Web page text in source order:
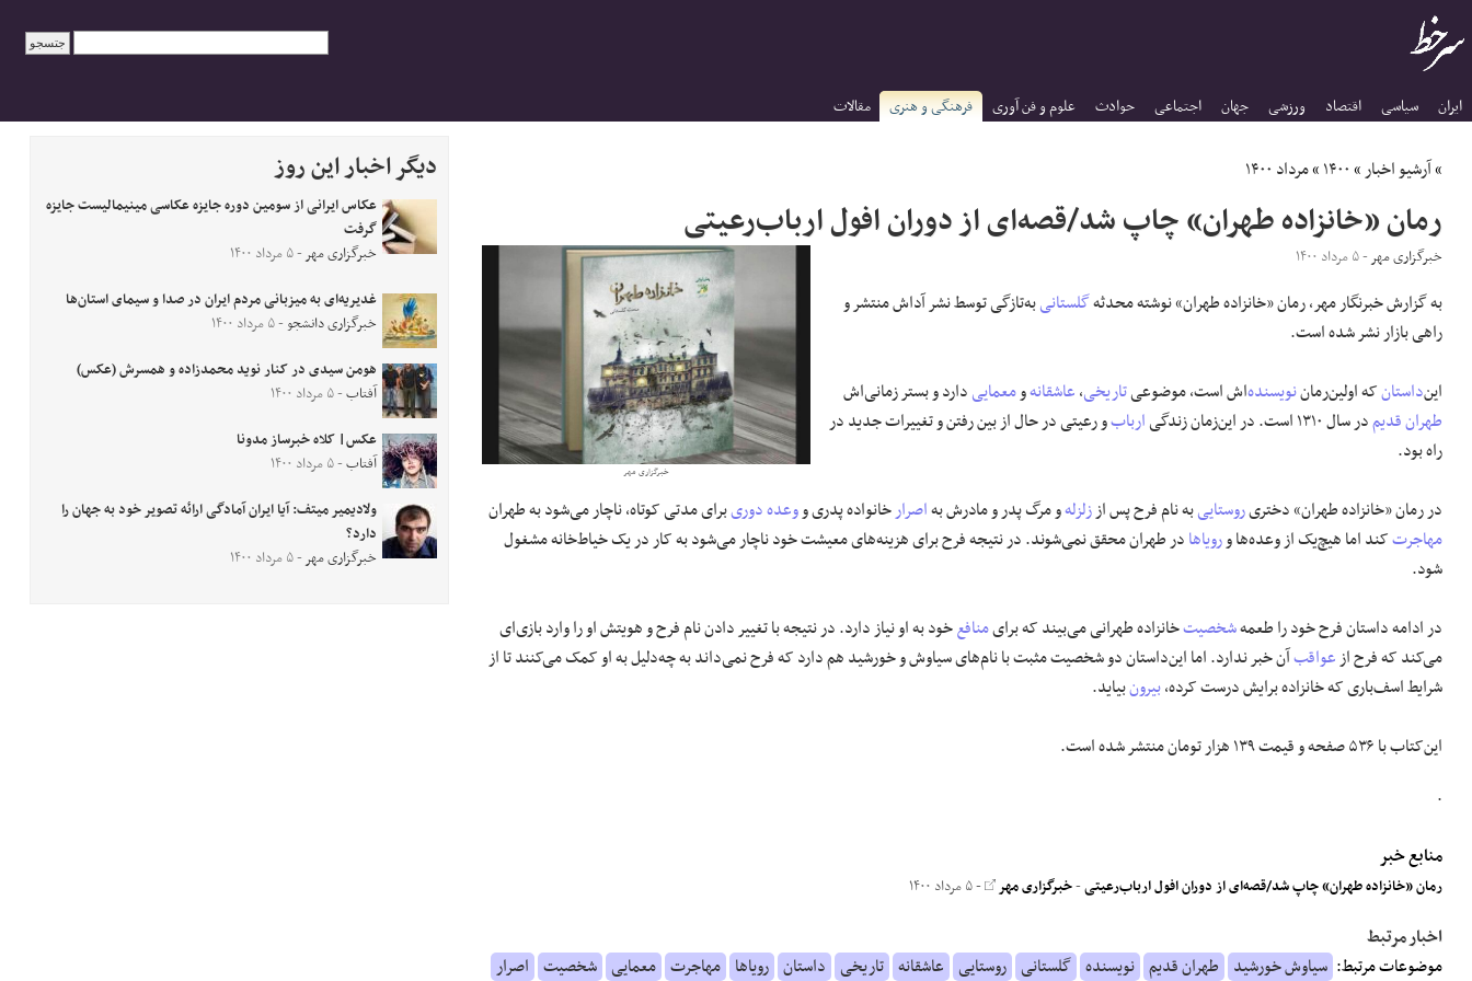
ایران سیاسی اقتصاد ورزشی جهان اجتماعی حوادث علوم و فن آوری فرهنگی و هنری مقالات
»آرشیو اخبار»۱۴۰۰»مرداد ۱۴۰۰
رمان «خانزاده طهران» چاپ شد/قصه‌ای از دوران افول ارباب‌رعیتی
خبرگزاری مهر
خبرگزاری مهر- ۵ مرداد ۱۴۰۰
به گزارش خبرنگار مهر، رمان «خانزاده طهران» نوشته محدثهگلستانیبه‌تازگی توسط نشر آداش منتشر و
راهی بازار نشر شده است.
این‌داستانکه اولین‌رماننویسنده‌اش است، موضوعیتاریخی،عاشقانهومعماییدارد و بستر زمانی‌اش
طهران قدیمدر سال ۱۳۱۰ است. در این‌زمان زندگی اربابو رعیتی در حال از بین رفتن و تغییرات جدید در
راه بود.
در رمان «خانزاده طهران» دختریروستاییبه نام فرح پس اززلزلهو مرگ پدر و مادرش بهاصرارخانواده پدری ووعدهدوریبرای مدتی کوتاه، ناچار می‌شود به طهران
مهاجرتکند اما هیچ‌یک از وعده‌ها ورویاهادر طهران محقق نمی‌شوند. در نتیجه فرح برای هزینه‌های معیشت خود ناچار می‌شود به کار در یک خیاط‌خانه مشغول
شود.
در ادامه داستان فرح خود را طعمهشخصیتخانزاده طهرانی می‌بیند که برایمنافعخود به او نیاز دارد. در نتیجه با تغییر دادن نام فرح و هویتش او را وارد بازی‌ای
می‌کند که فرح ازعواقبآن خبر ندارد. اما این‌داستان دو شخصیت مثبت با نام‌های سیاوش و خورشید هم دارد که فرح نمی‌داند به‌ چه‌دلیل به او کمک می‌کنند تا از
شرایط اسف‌باری که خانزاده برایش درست کرده،بیرونبیاید.
این‌کتاب با ۵۳۶ صفحه و قیمت ۱۳۹ هزار تومان منتشر شده است.
.
منابع خبر
رمان «خانزاده طهران» چاپ شد/قصه‌ای از دوران افول ارباب‌رعیتی-خبرگزاری مهر - ۵ مرداد ۱۴۰۰
اخبار مرتبط
موضوعات مرتبط: سیاوش خورشید طهران قدیم نویسنده گلستانی روستایی عاشقانه تاریخی داستان رویاها مهاجرت معمایی شخصیت اصرار
دیگر اخبار این روز
عکاس ایرانی از سومین دوره جایزه عکاسی مینیمالیست جایزه
گرفت
خبرگزاری مهر- ۵ مرداد ۱۴۰۰
غدیریه‌ای به میزبانی مردم ایران در صدا و سیمای استان‌ها
خبرگزاری دانشجو- ۵ مرداد ۱۴۰۰
هومن سیدی در کنار نوید محمدزاده و همسرش (عکس)
آفتاب- ۵ مرداد ۱۴۰۰
عکس| کلاه خبرساز مدونا
آفتاب- ۵ مرداد ۱۴۰۰
ولادیمیر میتف: آیا ایران آمادگی ارائه تصویر خود به جهان را
دارد؟
خبرگزاری مهر- ۵ مرداد ۱۴۰۰